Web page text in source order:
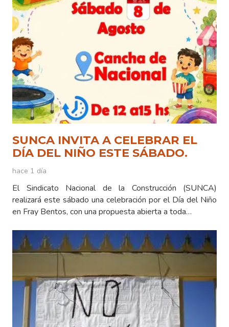
SUNCA INVITA A CELEBRAR EL
DÍA DEL NIÑO ESTE SÁBADO.
hace 1 día
El Sindicato Nacional de la Construcción (SUNCA)
realizará este sábado una celebración por el Día del Niño
en Fray Bentos, con una propuesta abierta a toda…